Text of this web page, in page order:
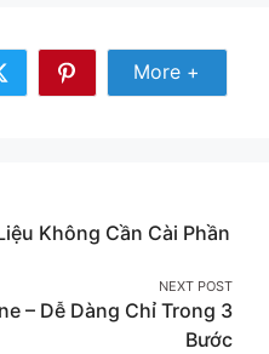
Share
Share
More +
Không Cần Cài Phần
NEXT POST
– Dễ Dàng Chỉ Trong 3
Bước